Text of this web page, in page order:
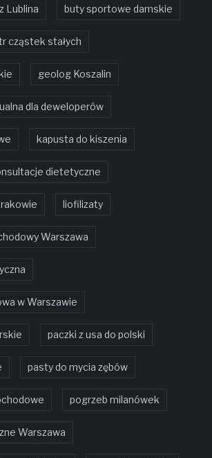
Lublina buty sportowe damskie
cząstek stałych
geolog Koszalin
dla deweloperów
kapusta do kiszenia
dietetyczne
liofilizaty
Warszawa
w Warszawie
paczki z usa do polski
pasty do mycia zębów
pogrzeb milanówek
Warszawa